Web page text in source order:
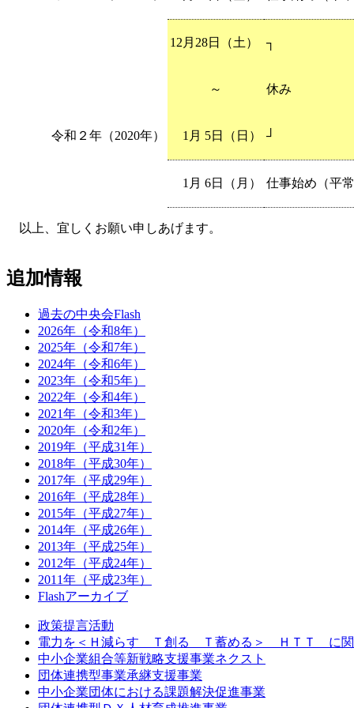
12月28日（土） ┐
～ 休み
令和２年（2020年） 1月 5日（日） ┘
1月 6日（月） 仕事始め（平
以上、宜しくお願い申しあげます。
追加情報
過去の中央会Flash
2026年（令和8年）
2025年（令和7年）
2024年（令和6年）
2023年（令和5年）
2022年（令和4年）
2021年（令和3年）
2020年（令和2年）
2019年（平成31年）
2018年（平成30年）
2017年（平成29年）
2016年（平成28年）
2015年（平成27年）
2014年（平成26年）
2013年（平成25年）
2012年（平成24年）
2011年（平成23年）
Flashアーカイブ
政策提言活動
電力を＜Ｈ減らす Ｔ創る Ｔ蓄める＞ ＨＴＴ に関
中小企業組合等新戦略支援事業ネクスト
団体連携型事業承継支援事業
中小企業団体における課題解決促進事業